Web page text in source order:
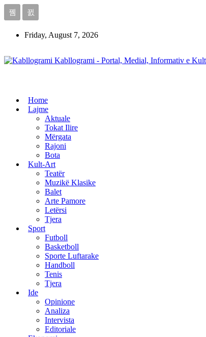
Friday, August 7, 2026
Kabllogrami - Portal, Medial, Informativ e
Home
Lajme
Aktuale
Tokat Ilire
Mërgata
Rajoni
Bota
Kult-Art
Teatër
Muzikë Klasike
Balet
Arte Pamore
Letërsi
Tjera
Sport
Futboll
Basketboll
Sporte Luftarake
Handboll
Tenis
Tjera
Ide
Opinione
Analiza
Intervista
Editoriale